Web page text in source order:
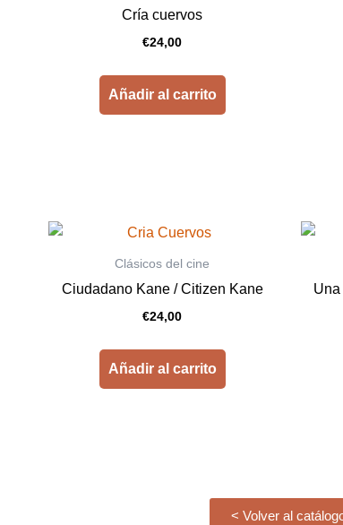
Cría cuervos
€24,00
Añadir al carrito
Clásicos del cine
Ciudadano Kane / Citizen Kane
€24,00
Añadir al carrito
Una
< Volver al